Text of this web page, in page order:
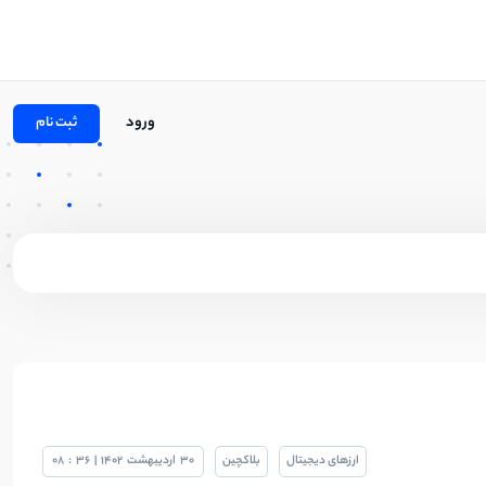
ورود ثبت نام
ارزهای دیجیتال بلاکچین 30 اردیبهشت 1402
|
36
:
08